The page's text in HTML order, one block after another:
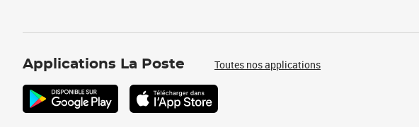
Applications La Poste Toutes nos applications